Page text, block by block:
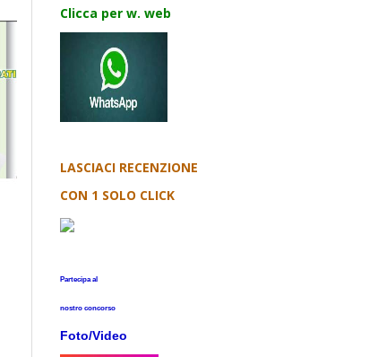
Clicca per w. web
LASCIACI RECENZIONE
CON 1 SOLO CLICK
Partecipa al
nostro concorso
Foto/Video